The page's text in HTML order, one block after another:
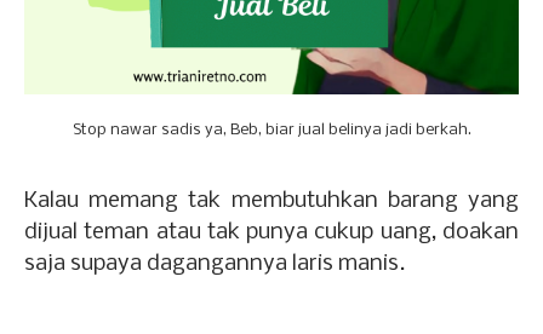
Stop nawar sadis ya, Beb, biar jual belinya jadi berkah.
Kalau memang tak membutuhkan barang yang
dijual teman atau tak punya cukup uang, doakan
saja supaya dagangannya laris manis.